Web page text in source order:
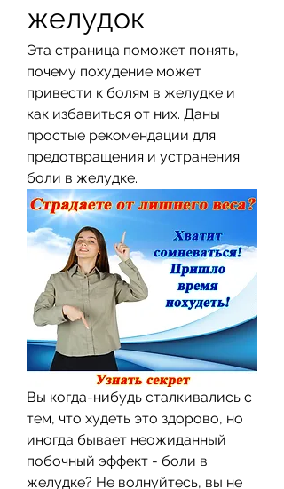
желудок
Эта страница поможет понять,
почему похудение может
привести к болям в желудке и
как избавиться от них. Даны
простые рекомендации для
предотвращения и устранения
боли в желудке.
Вы когда-нибудь сталкивались с
тем, что худеть это здорово, но
иногда бывает неожиданный
побочный эффект - боли в
желудке? Не волнуйтесь, вы не